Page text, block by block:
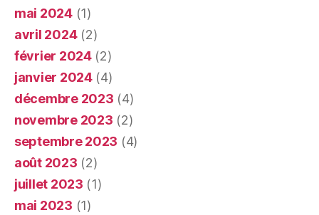
mai 2024(1)
avril 2024(2)
février 2024(2)
janvier 2024(4)
décembre 2023 (4)
novembre 2023 (2)
septembre 2023 (4)
août 2023 (2)
juillet 2023 (1)
mai 2023 (1)